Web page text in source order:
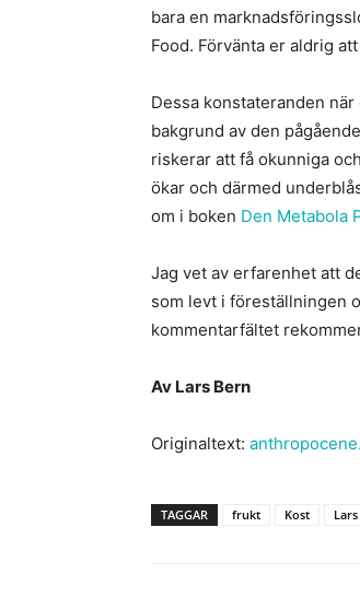
bara en
Food. Förvänta er aldrig
Dessa konstateranden
bakgrund av den
riskerar att få okunniga
ökar och därmed
om i boken Den Metabola
Jag vet av erfarenhet att
som levt i föreställningen
kommentarfältet
Av Lars Bern
Originaltext:
TAGGAR frukt Kost